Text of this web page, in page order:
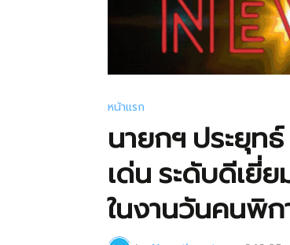
หน้าแรก
นายกฯ ประยุท
เด่น ระดับดีเยี่
ในงานวันคนพิ